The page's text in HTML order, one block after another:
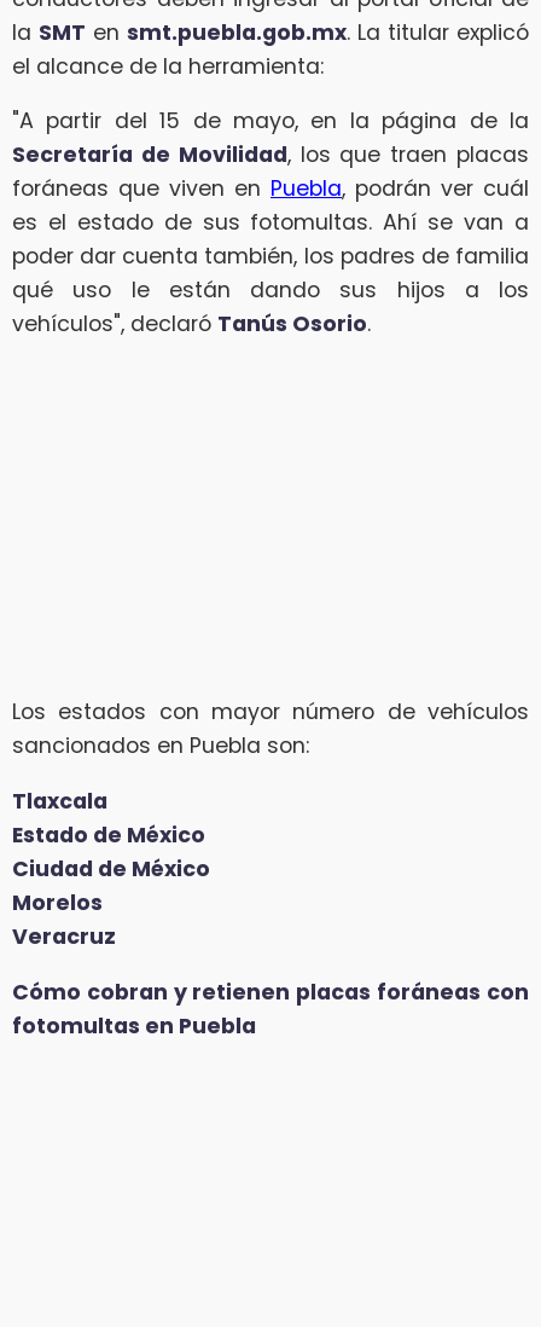
la SMT en smt.puebla.gob.mx. La titular explicó
el alcance de la herramienta:
"A partir del 15 de mayo, en la página de la
Secretaría de Movilidad, los que traen placas
foráneas que viven en Puebla, podrán ver cuál
es el estado de sus fotomultas. Ahí se van a
poder dar cuenta también, los padres de familia
qué uso le están dando sus hijos a los
vehículos", declaró Tanús Osorio.
Los estados con mayor número de vehículos
sancionados en Puebla son:
Tlaxcala
Estado de México
Ciudad de México
Morelos
Veracruz
Cómo cobran y retienen placas foráneas con
fotomultas en Puebla